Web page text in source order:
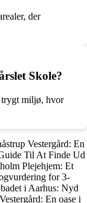
der
Skole?
miljø, hvor
Vestergård: En
Til At Finde Ud
Plejehjem: Et
for 3-
i Aarhus: Nyd
En oase i